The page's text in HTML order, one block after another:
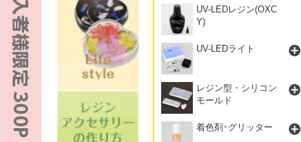
UV-LEDレジン(OXC
Y)
UV-LEDライト
レジン型・シリコン
モールド
着色剤･グリッター